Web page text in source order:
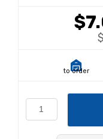
to order